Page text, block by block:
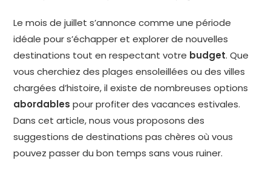
Le mois de juillet s’annonce comme une période
idéale pour s’échapper et explorer de nouvelles
destinations tout en respectant votre budget. Que
vous cherchiez des plages ensoleillées ou des villes
chargées d’histoire, il existe de nombreuses options
abordables pour profiter des vacances estivales.
Dans cet article, nous vous proposons des
suggestions de destinations pas chères où vous
pouvez passer du bon temps sans vous ruiner.